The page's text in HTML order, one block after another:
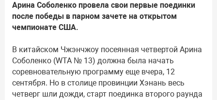
Арина Соболенко провела свои первые поединки
после победы в парном зачете на открытом
чемпионате США.
В китайском Чжэнчжоу посеянная четвертой Арина
Соболенко (WTA № 13) должна была начать
соревновательную программу еще вчера, 12
сентября. Но в столице провинции Хэнань весь
четверг шли дожди, старт поединка второго раунда